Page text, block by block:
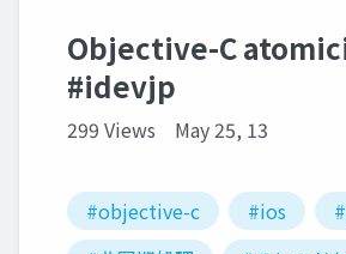
Objective-C
#idevjp
299 Views May 25, 13
#objective-c #ios